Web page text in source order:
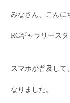
みなさん、こんに
RCギャラリースタ
スマホが普及して
なりました。